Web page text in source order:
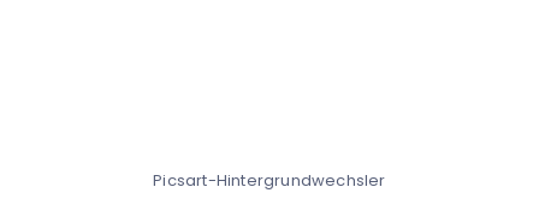
Picsart-Hintergrundwechsler